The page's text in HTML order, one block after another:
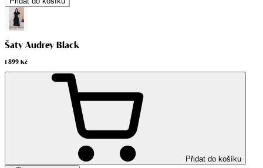
Šaty Audrey Black
1 899 Kč
Přidat do košíku